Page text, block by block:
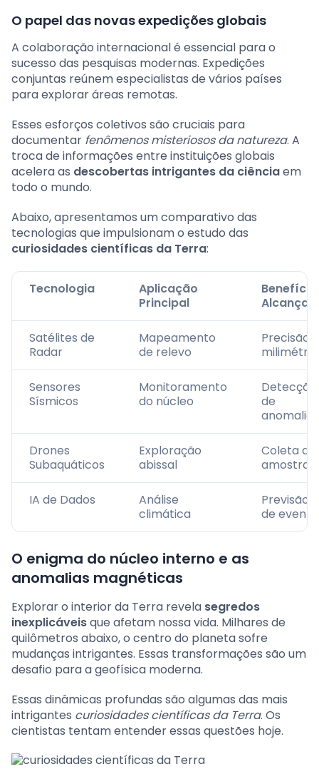
O papel das novas expedições globais
A colaboração internacional é essencial para o
sucesso das pesquisas modernas. Expedições
conjuntas reúnem especialistas de vários países
para explorar áreas remotas.
Esses esforços coletivos são cruciais para
documentar fenômenos misteriosos da natureza. A
troca de informações entre instituições globais
acelera as descobertas intrigantes da ciênciaem
todo o mundo.
Abaixo, apresentamos um comparativo das
tecnologias que impulsionam o estudo das
curiosidades científicas da Terra:
Tecnologia
Aplicação
Principal
Benefício
Satélites de
Radar
Mapeamento
de relevo
Precisão
Sensores
Sísmicos
Monitoramento
do núcleo
Detecção
de
anomalias
Drones
Subaquáticos
Exploração
abissal
Coleta de
amostras
IA de Dados
Análise
climática
Previsão
de
O enigma do núcleo interno e as
anomalias magnéticas
Explorar o interior da Terra revela segredos
inexplicáveisque afetam nossa vida. Milhares de
quilômetros abaixo, o centro do planeta sofre
mudanças intrigantes. Essas transformações são um
desafio para a geofísica moderna.
Essas dinâmicas profundas são algumas das mais
intrigantes curiosidades científicas da Terra. Os
cientistas tentam entender essas questões hoje.